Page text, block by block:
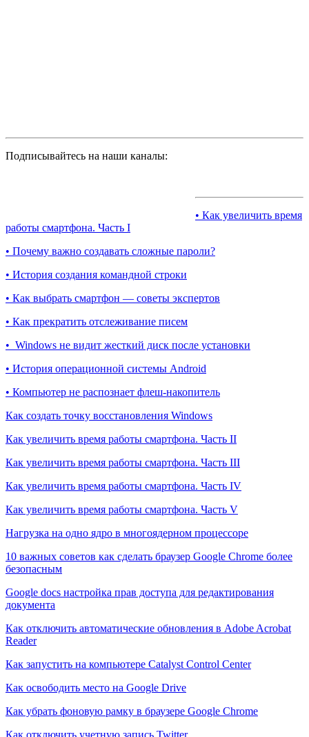
Подписывайтесь на наши каналы:
• Как увеличить время
работы смартфона. Часть I
• Почему важно создавать сложные пароли?
• История создания командной строки
• Как выбрать смартфон — советы экспертов
• Как прекратить отслеживание писем
• Windows не видит жесткий диск после установки
• История операционной системы Android
• Компьютер не распознает флеш-накопитель
Как создать точку восстановления Windows
Как увеличить время работы смартфона. Часть II
Как увеличить время работы смартфона. Часть III
Как увеличить время работы смартфона. Часть IV
Как увеличить время работы смартфона. Часть V
Нагрузка на одно ядро в многоядерном процессоре
10 важных советов как сделать браузер Google Chrome более
безопасным
Google docs настройка прав доступа для редактирования
документа
Как отключить автоматические обновления в Adobe Acrobat
Reader
Как запустить на компьютере Catalyst Control Center
Как освободить место на Google Drive
Как убрать фоновую рамку в браузере Google Chrome